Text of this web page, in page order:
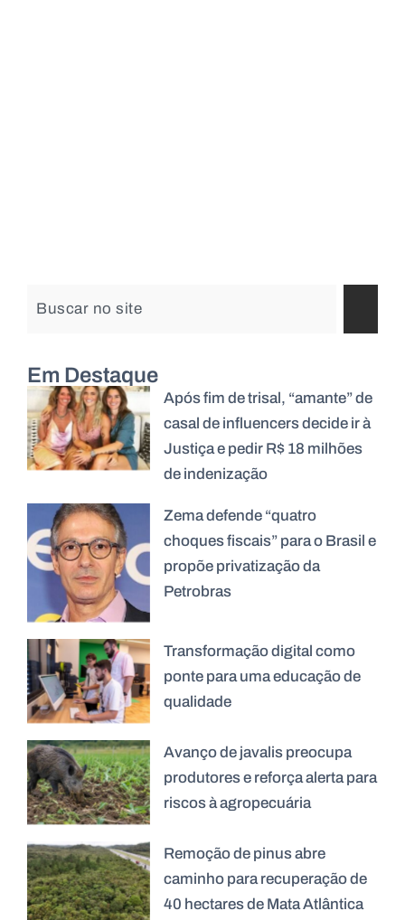
Em Destaque
Após fim de trisal, “amante” de
casal de influencers decide ir à
Justiça e pedir R$ 18 milhões
de indenização
Zema defende “quatro
choques fiscais” para o Brasil e
propõe privatização da
Petrobras
Transformação digital como
ponte para uma educação de
qualidade
Avanço de javalis preocupa
produtores e reforça alerta para
riscos à agropecuária
Remoção de pinus abre
caminho para recuperação de
40 hectares de Mata Atlântica